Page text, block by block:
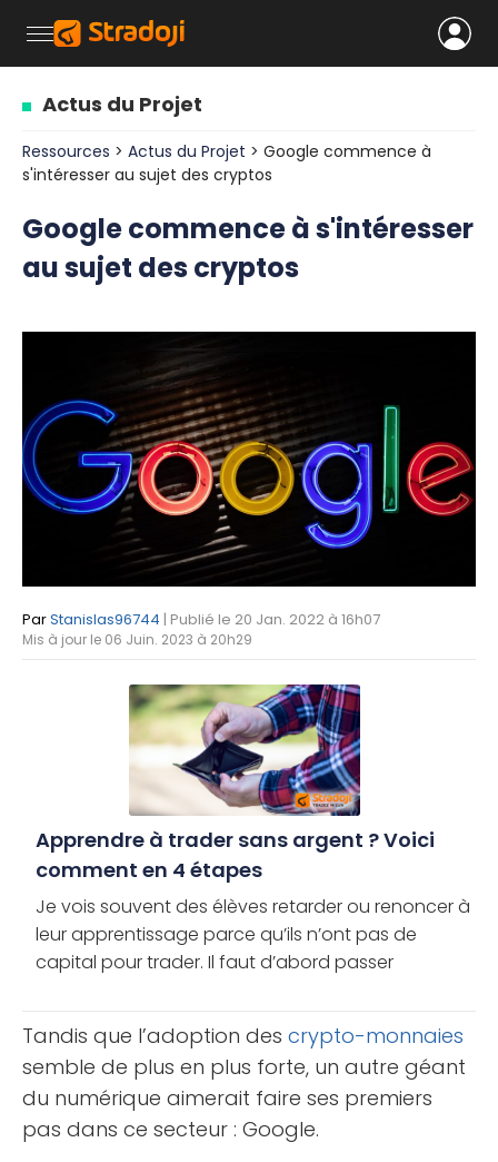
Actus du Projet
Ressources > Actus du Projet > Google commence à
s'intéresser au sujet des cryptos
Google commence à s'intéresser
au sujet des cryptos
ParStanislas96744 | Publié le 20 Jan. 2022 à 16h07
Mis à jour le 06 Juin. 2023 à 20h29
Apprendre à trader sans argent ? Voici
comment en 4 étapes
Je vois souvent des élèves retarder ou renoncer à
leur apprentissage parce qu’ils n’ont pas de
capital pour trader. Il faut d’abord passer
Tandis que l’adoption des crypto-monnaies
semble de plus en plus forte, un autre géant
du numérique aimerait faire ses premiers
pas dans ce secteur : Google.